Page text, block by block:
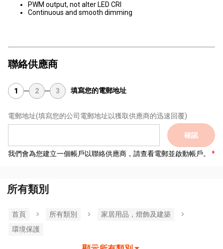
PWM output, not alter LED CRI
Continuous and smooth dimming
聯絡供應商
1 2 3 填寫您的電郵地址
電郵地址(填寫您的公司電郵地址以獲取供應商的迅速回覆)
確認
我們會為您建立一個帳戶以聯絡供應商，請查看電郵並啟動帳戶。
所有類別
首頁 所有類別
家居用品，燈飾及建築
環境保護